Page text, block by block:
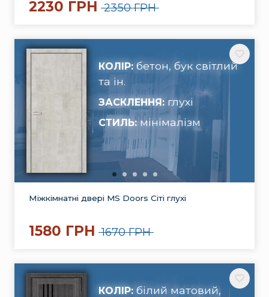
2230 ГРН 2350 ГРН
КОЛІР: бетон, бук світлий
та ін.
ЗАСКЛЕННЯ: глухі
СТИЛЬ:мінімалізм
Міжкімнатні двері MS Doors Сіті глухі
1580 ГРН 1670 ГРН
КОЛІР: білий матовий,